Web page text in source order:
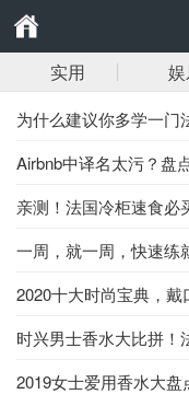
实用
为什么建议你多学一门
Airbnb中译名太污？盘
亲测！法国冷柜速食必
「可」！
一周，就一周，快速练
2020十大时尚宝典，
时兴男士香水大比拼！
2019女士爱用香水大盘